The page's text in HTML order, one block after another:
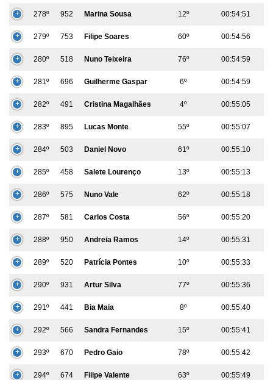
278º 952 Marina Sousa 12º 00:54:51
279º 753 Filipe Soares 60º 00:54:56
280º 518 Nuno Teixeira 76º 00:54:59
281º 696 Guilherme Gaspar 6º 00:54:59
282º 491 Cristina Magalhães 4º 00:55:05
283º 895 Lucas Monte 55º 00:55:07
284º 503 Daniel Novo 61º 00:55:10
285º 458 Salete Lourenço 13º 00:55:13
286º 575 Nuno Vale 62º 00:55:18
287º 581 Carlos Costa 56º 00:55:20
288º 950 Andreia Ramos 14º 00:55:31
289º 520 Patrícia Pontes 10º 00:55:33
290º 931 Artur Silva 77º 00:55:36
291º 441 Bia Maia 8º 00:55:40
292º 566 Sandra Fernandes 15º 00:55:41
293º 670 Pedro Gaio 78º 00:55:42
294º 674 Filipe Valente 63º 00:55:49